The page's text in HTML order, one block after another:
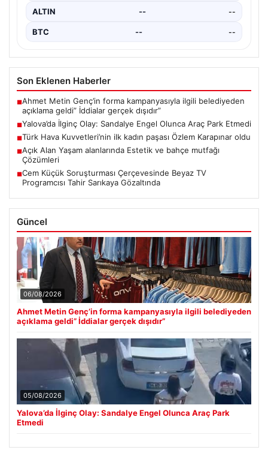
ALTIN -- --
BTC -- --
Son Eklenen Haberler
■Ahmet Metin Genç’in forma kampanyasıyla ilgili belediyeden
açıklama geldi” İddialar gerçek dışıdır”
■Yalova’da İlginç Olay: Sandalye Engel Olunca Araç Park Etmedi
■Türk Hava Kuvvetleri’nin ilk kadın paşası Özlem Karapınar oldu
■Açık Alan Yaşam alanlarında Estetik ve bahçe mutfağı
Çözümleri
■Cem Küçük Soruşturması Çerçevesinde Beyaz TV
Programcısı Tahir Sarıkaya Gözaltında
Güncel
06/08/2026
Ahmet Metin Genç’in forma kampanyasıyla ilgili belediyeden
açıklama geldi” İddialar gerçek dışıdır”
05/08/2026
Yalova’da İlginç Olay: Sandalye Engel Olunca Araç Park
Etmedi